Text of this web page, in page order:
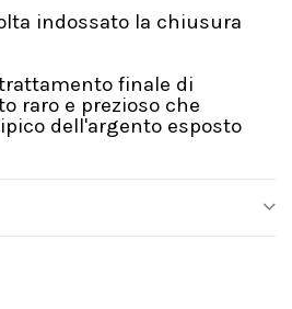
indossato la chiusura
trattamento finale di
raro e prezioso che
dell'argento esposto